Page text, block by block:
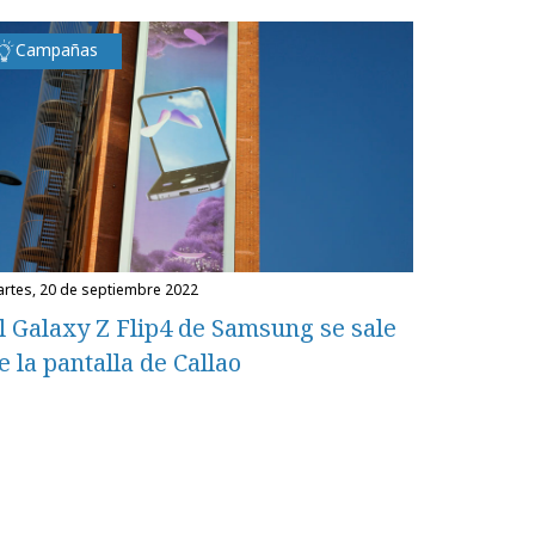
Campañas
20 de septiembre 2022
Galaxy Z Flip4 de Samsung se sale
la pantalla de Callao